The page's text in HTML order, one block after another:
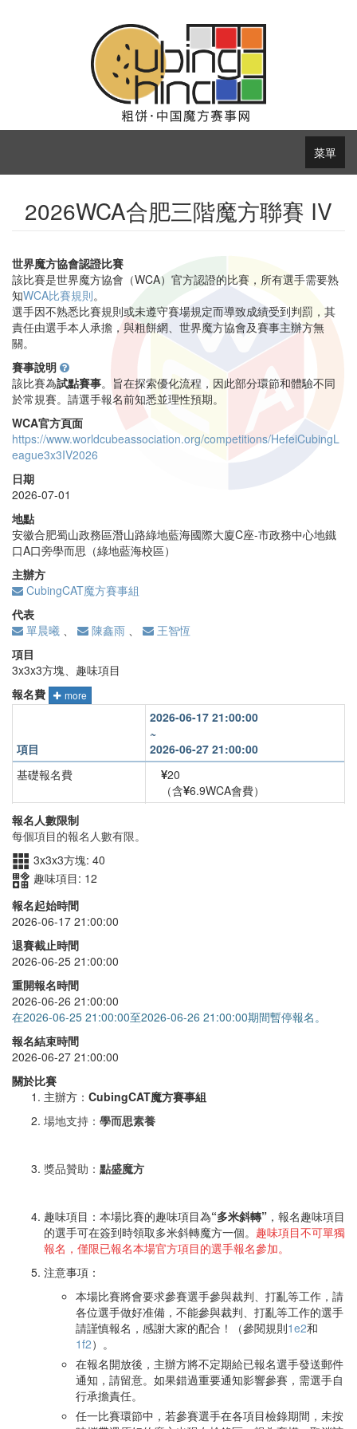
菜單
2026WCA合肥三階魔方聯賽 IV
世界魔方協會認證比賽
該比賽是世界魔方協會（WCA）官方認證的比賽，所有選手需要熟
知WCA比賽規則。
選手因不熟悉比賽規則或未遵守賽場規定而導致成績受到判罰，其
責任由選手本人承擔，與粗餅網、世界魔方協會及賽事主辦方無
關。
賽事說明
該比賽為試點賽事。旨在探索優化流程，因此部分環節和體驗不同
於常規賽。請選手報名前知悉並理性預期。
WCA官方頁面
https://www.worldcubeassociation.org/competitions/HefeiCubingL
eague3x3IV2026
日期
2026-07-01
地點
安徽合肥蜀山政務區潛山路綠地藍海國際大廈C座-市政務中心地鐵
口A口旁學而思（綠地藍海校區）
主辦方
CubingCAT魔方賽事組
代表
單晨曦
陳鑫雨
王智恆
項目
3x3x3方塊、趣味項目
報名費
more
項目
2026-06-17 21:00:00
~
2026-06-27 21:00:00
基礎報名費
20
（含 6.9WCA會費）
3x3x3方塊
趣味項目
報名人數限制
每個項目的報名人數有限。
3x3x3方塊: 40
趣味項目: 12
報名起始時間
2026-06-17 21:00:00
退賽截止時間
2026-06-25 21:00:00
重開報名時間
2026-06-26 21:00:00
在2026-06-25 21:00:00至2026-06-26 21:00:00期間暫停報名。
報名結束時間
2026-06-27 21:00:00
關於比賽
主辦方： CubingCAT魔方賽事組
場地支持： 學而思素養
獎品贊助： 點盛魔方
趣味項目：本場比賽的趣味項目為“多米斜轉” ，報名趣味項目
的選手可在簽到時領取多米斜轉魔方一個。 趣味項目不可單獨
報名，僅限已報名本場官方項目的選手報名參加。
注意事項：
本場比賽將會要求參賽選手參與裁判、打亂等工作，請
各位選手做好准備，不能參與裁判、打亂等工作的選手
請謹慎報名，感謝大家的配合！（參閱規則1e2和
1f2）。
在報名開放後，主辦方將不定期給已報名選手發送郵件
通知，請留意。如果錯過重要通知影響參賽，需選手自
行承擔責任。
任一比賽環節中，若參賽選手在各項目檢錄期間，未按